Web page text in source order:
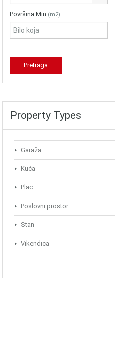
Površina Min (m2)
Property Types
Garaža
Kuća
Plac
Poslovni prostor
Stan
Vikendica